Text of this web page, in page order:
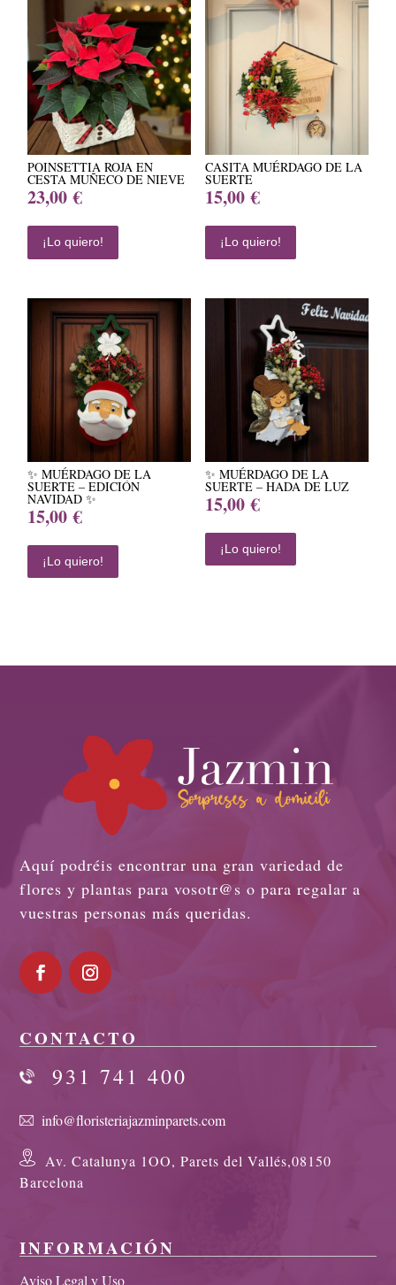
POINSETTIA ROJA EN
CESTA MUÑECO DE NIEVE
23,00€
¡Lo quiero!
CASITA MUÉRDAGO DE LA
SUERTE
15,00€
¡Lo quiero!
✨ MUÉRDAGO DE LA
SUERTE – EDICIÓN
NAVIDAD ✨
15,00€
¡Lo quiero!
✨ MUÉRDAGO DE LA
SUERTE – HADA DE LUZ
15,00€
¡Lo quiero!
Aquí podréis encontrar una gran variedad de
flores y plantas para vosotr@s o para regalar a
vuestras personas más queridas.
CONTACTO
931 741 400
info@floristeriajazminparets.com
Av. Catalunya 1OO, Parets del Vallés,08150
Barcelona
INFORMACIÓN
Aviso Legal y Uso